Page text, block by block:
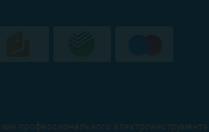
профессионального электроинструмента